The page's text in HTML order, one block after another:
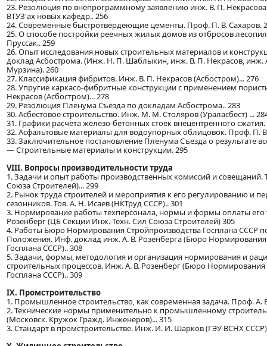
23. Резолюция по внепрограммному заявлению инж. В. П.
ВТУЗ'ах новых кафедр.. 256
24. Современные быстротвердеющие цементы. Проф. П. В. Сахаров.
25. О способе постройки реечных жилых домов из отбросов
Пруссак.. 259
26. Опыт исследования новых строительных материалов и
доклад Асбострома. (Инж. Н. П. Шаблыкин, инж. В. П. Некрасов,
Мурзина). 260
27. Классификация фибритов. Инж. В. П. Некрасов (Асбостром)... 276
28. Упругие каркасо-фибритные конструкции с применением
Некрасов (Асбостром)... 278
29. Резолюция Пленума Съезда по докладам Асбострома.. 283
30. Асбестовое строительство. Инж. М. М. Столяров (Ураласбест) ...
31. Графики расчета железо-бетонных стоек внецентренного
32. Асфальтовые материалы для водоупорных облицовок. Проф. П.
33. Заключительное постановление Пленума Съезда о результате
— Строительные материалы и конструкции. 295
VIII. Вопросы производительности труда
1. Задачи и опыт работы производственных комиссий и
Союза Строителей)... 299
2. Рынок труда строителей и мероприятия к его регулированию и
сезонников. Тов. А. Н. Исаев (НКТруд СССР).. 301
3. Нормирование работы техперсонала, нормы и формы оплаты его
Розенберг (ЦБ Секции Инж.-Техн. Сил Союза Строителей) 305
4. Работы Бюро Нормирования Стройпроизводства Госплана СССР
Положения. Инф. доклад инж. А. В. Розенберга (Бюро Нормирования
Госплана СССР).. 308
5. Задачи, формы, методология и организация нормирования и
строительных процессов. Инж. А. В. Розенберг (Бюро Нормирования
Госплана СССР).. 309
IX. Промстроительство
1. Промышленное строительство, как современная задача. Проф. А.
2. Технические нормы применительно к промышленному
(Московск. Кружок Гражд. Инженеров)... 315
3. Стандарт в промстроительстве. Инж. И. И. Шарков (ГЭУ ВСНХ СССР)